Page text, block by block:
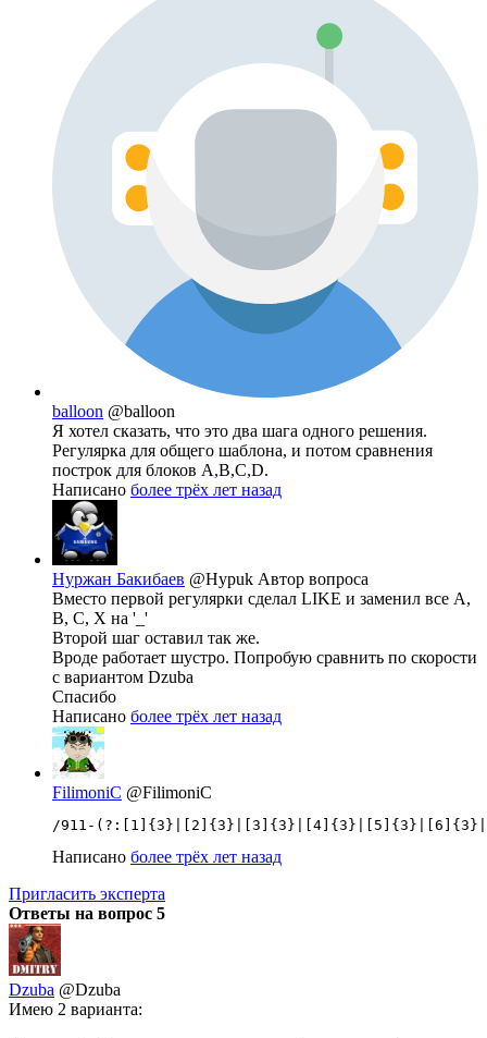
balloon @balloon
Я хотел сказать, что это два шага одного решения.
Регулярка для общего шаблона, и потом сравнения
построк для блоков A,B,C,D.
Написано более трёх лет назад
Нуржан Бакибаев @Hypuk Автор вопроса
Вместо первой регулярки сделал LIKE и заменил все А,
В, С, Х на '_'
Второй шаг оставил так же.
Вроде работает шустро. Попробую сравнить по скорости
с вариантом Dzuba
Спасибо
Написано более трёх лет назад
FilimoniC @FilimoniC
Написано более трёх лет назад
Пригласить эксперта
Ответы на вопрос 5
Dzuba @Dzuba
Имею 2 варианта: